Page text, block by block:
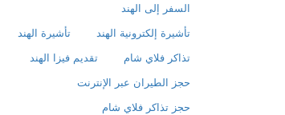
السفر إلى الهند
تأشيرة إلكترونية الهند
تأشيرة الهند
تذاكر فلاي شام
تقديم فيزا الهند
حجز الطيران عبر الإنترنت
حجز تذاكر فلاي شام